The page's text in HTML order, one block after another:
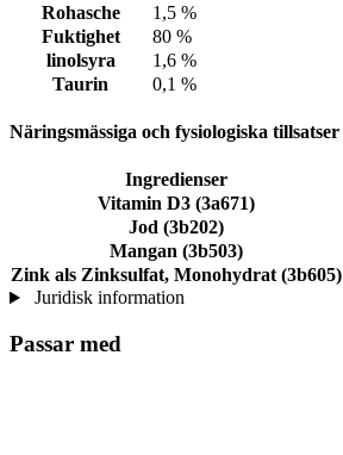
Rohasche
1,5 %
Fuktighet
80 %
linolsyra
1,6 %
Taurin
0,1 %
Näringsmässiga och fysiologiska tillsatser
Ingredienser
Vitamin D3 (3a671)
Jod (3b202)
Mangan (3b503)
Zink als Zinksulfat, Monohydrat (3b605)
Juridisk information
Passar med